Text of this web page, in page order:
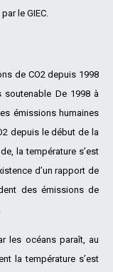
le GIEC.
de CO2 depuis 1998
soutenable De 1998 à
émissions humaines
depuis le début de la
la température s’est
d’un rapport de
des émissions de
les océans paraît, au
la température s’est